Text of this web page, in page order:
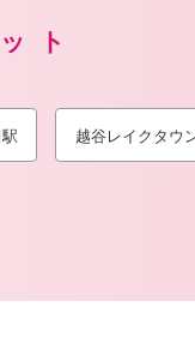
ト
越谷レイクタウ